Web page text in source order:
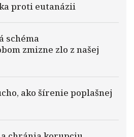
proti eutanázii
schéma
zmizne zlo z našej
ako šírenie poplašnej